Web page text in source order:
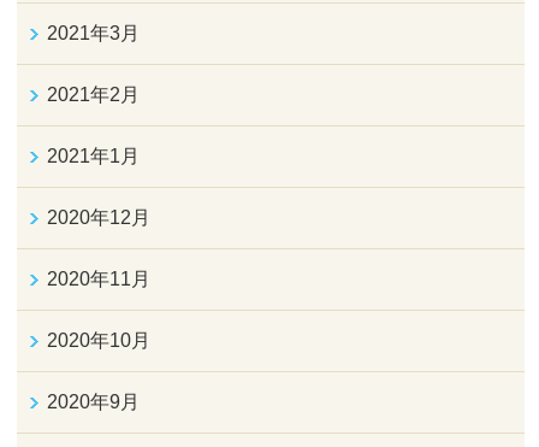
2021年3月
2021年2月
2021年1月
2020年12月
2020年11月
2020年10月
2020年9月